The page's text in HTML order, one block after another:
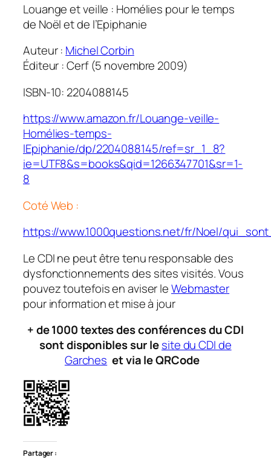
Louange et veille : Homélies pour le temps
de Noël et de l’Epiphanie
Auteur : Michel Corbin
Éditeur : Cerf (5 novembre 2009)
ISBN-10: 2204088145
https://www.amazon.fr/Louange-veille-
Homélies-temps-
lEpiphanie/dp/2204088145/ref=sr_1_8?
ie=UTF8&s=books&qid=1266347701&sr=1-
8
Coté Web :
https://www.1000questions.net/fr/Noel/
Le CDI ne peut être tenu responsable des
dysfonctionnements des sites visités. Vous
pouvez toutefois en aviser leWebmaster
pour information et mise à jour
+ de 1000 textes des conférences du CDI
sont disponibles sur lesite du CDI de
Garches et via le QRCode
Partager :